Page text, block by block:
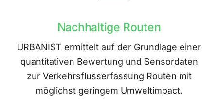
Nachhaltige Routen
URBANIST ermittelt auf der Grundlage einer
quantitativen Bewertung und Sensordaten
zur Verkehrsflusserfassung Routen mit
möglichst geringem Umweltimpact.